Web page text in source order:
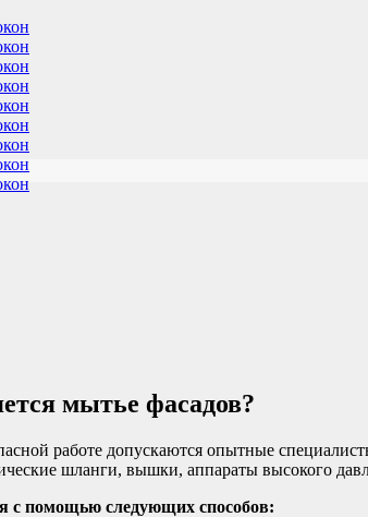
мытье фасадов?
работе допускаются опытные
шланги, вышки, аппараты высокого
с помощью следующих способов: